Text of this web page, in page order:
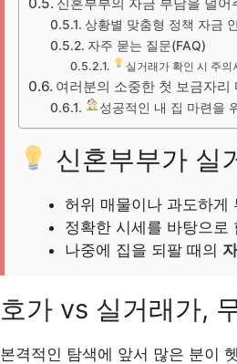
상황별 맞춤형 정책 자금
자주 묻는 질문(FAQ)
실거래가 확인 시 주의
여러분의 소중한 첫 보금자리
성공적인 내 집 마련을
신혼부부가 실
허위 매물이나 과도하게
정확한 시세를 바탕으로
나중에 집을 되팔 때의
호가 vs 실거래가,
본격적인 탐색에 앞서 많은 분이